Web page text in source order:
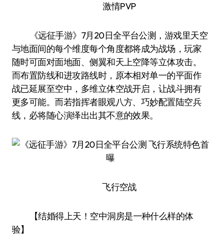
激情PVP
《远征手游》7月20日全平台公测，游戏里天空
与地面间的每个维度每个角度都将成为战场，玩家
随时可面对面地面、侧翼和天上空降等立体攻击。
而布置防线和进攻路线时，原本相对单一的平面作
战已延展至空中，多维立体空战开启，让战斗拥有
更多可能。而若指挥者眼观八方、巧妙配置陆空兵
线，必将随心演绎出出其不意的效果。
飞行空战
【结婚得上天！空中洞房是一种什么样的体
验】